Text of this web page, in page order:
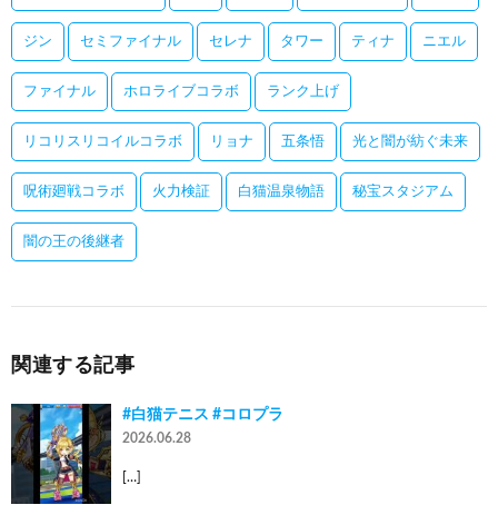
ジン セミファイナル セレナ タワー ティナ ニエル
ファイナル ホロライブコラボ ランク上げ
リコリスリコイルコラボ リョナ 五条悟 光と闇が紡ぐ未来
呪術廻戦コラボ 火力検証 白猫温泉物語 秘宝スタジアム
闇の王の後継者
関連する記事
#白猫テニス #コロプラ
2026.06.28
[…]